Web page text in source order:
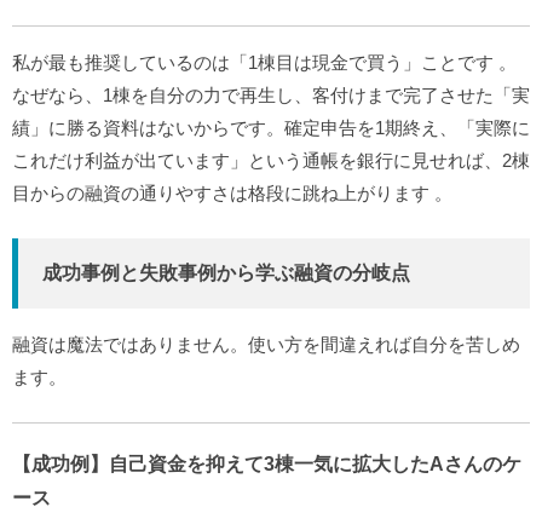
私が最も推奨しているのは「1棟目は現金で買う」ことです 。
なぜなら、1棟を自分の力で再生し、客付けまで完了させた「実
績」に勝る資料はないからです。確定申告を1期終え、「実際に
これだけ利益が出ています」という通帳を銀行に見せれば、2棟
目からの融資の通りやすさは格段に跳ね上がります 。
成功事例と失敗事例から学ぶ融資の分岐点
融資は魔法ではありません。使い方を間違えれば自分を苦しめ
ます。
【成功例】自己資金を抑えて3棟一気に拡大したAさんのケ
ース